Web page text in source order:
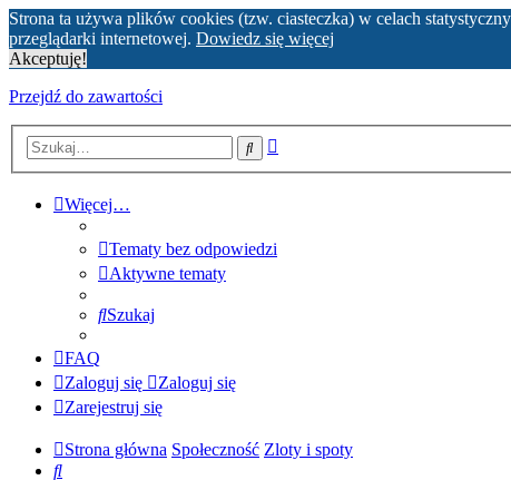
Strona ta używa plików cookies (tzw. ciasteczka) w celach
przeglądarki internetowej. Dowiedz się więcej
Akceptuję!
Przejdź do zawartości
Szukaj
Więcej…
Tematy bez odpowiedzi
Aktywne tematy
Szukaj
FAQ
Zaloguj się
Zaloguj się
Zarejestruj się
Strona główna Społeczność Zloty i spoty
Szukaj